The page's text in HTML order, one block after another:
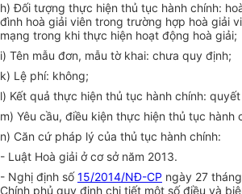
h) Đối tượng thực hiện thủ tục hành chính:
đình hoà giải viên trong trường hợp hoà giải
mạng trong khi thực hiện hoạt động hoà giải;
i) Tên mẫu đơn, mẫu tờ khai: chưa quy định;
k) Lệ phí: không;
l) Kết quả thực hiện thủ tục hành chính:
m) Yêu cầu, điều kiện thực hiện thủ tục hành
n) Căn cứ pháp lý của thủ tục hành chính:
- Luật Hoà giải ở cơ sở năm 2013.
- Nghị định số15/2014/NĐ-CP ngày 27
Chính phủ quy định chi tiết một số điều và